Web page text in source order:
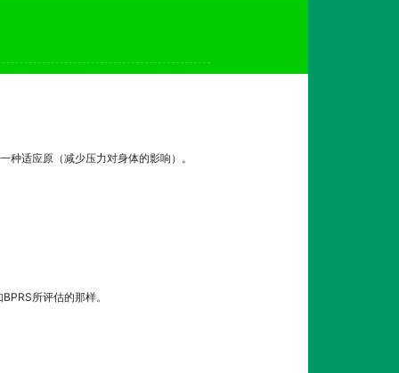
适应原（减少压力对身体的影响）。
所评估的那样。